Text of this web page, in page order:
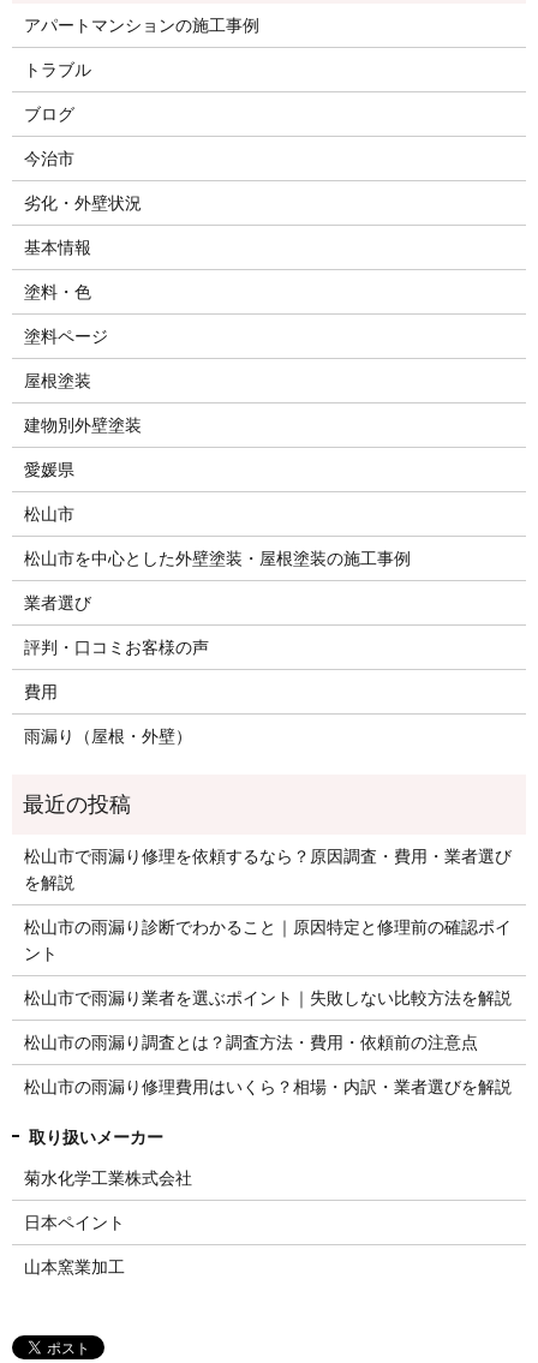
アパートマンションの施工事例
トラブル
ブログ
今治市
劣化・外壁状況
基本情報
塗料・色
塗料ページ
屋根塗装
建物別外壁塗装
愛媛県
松山市
松山市を中心とした外壁塗装・屋根塗装の施工事例
業者選び
評判・口コミお客様の声
費用
雨漏り（屋根・外壁）
松山市で雨漏り修理を依頼するなら？原因調査・費用・業者選び
を解説
松山市の雨漏り診断でわかること｜原因特定と修理前の確認ポイ
ント
松山市で雨漏り業者を選ぶポイント｜失敗しない比較方法を解説
松山市の雨漏り調査とは？調査方法・費用・依頼前の注意点
松山市の雨漏り修理費用はいくら？相場・内訳・業者選びを解説
菊水化学工業株式会社
日本ペイント
山本窯業加工